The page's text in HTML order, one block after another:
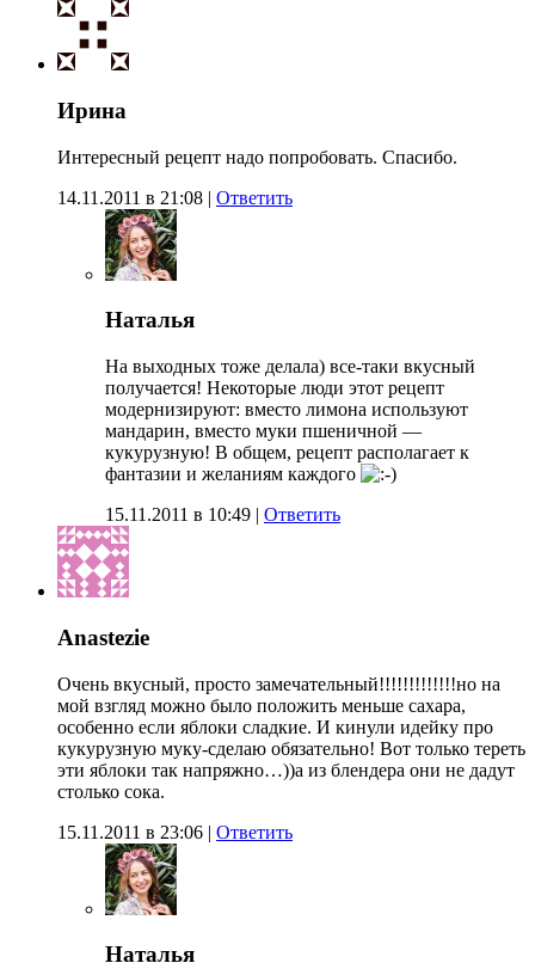
Ирина
Интересный рецепт надо попробовать. Спасибо.
14.11.2011 в 21:08 | Ответить
Наталья
На выходных тоже делала) все-таки вкусный
получается! Некоторые люди этот рецепт
модернизируют: вместо лимона используют
мандарин, вместо муки пшеничной —
кукурузную! В общем, рецепт располагает к
фантазии и желаниям каждого
15.11.2011 в 10:49 | Ответить
Anastezie
Очень вкусный, просто замечательный!!!!!!!!!!!!!но на
мой взгляд можно было положить меньше сахара,
особенно если яблоки сладкие. И кинули идейку про
кукурузную муку-сделаю обязательно! Вот только тереть
эти яблоки так напряжно…))а из блендера они не дадут
столько сока.
15.11.2011 в 23:06 | Ответить
Наталья